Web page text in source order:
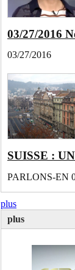
03/27/2016
03/27/2016
SUISSE :
PARLONS-EN
plus
plus